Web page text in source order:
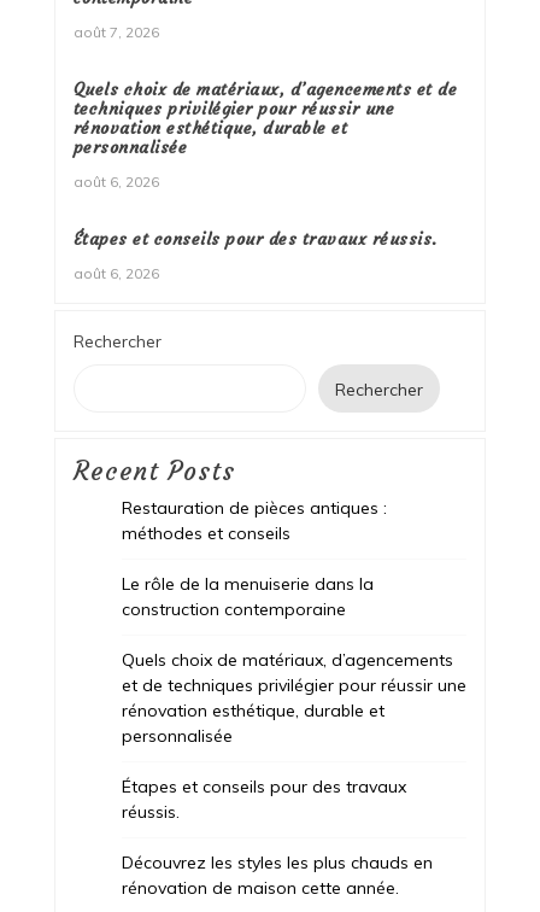
août 7, 2026
Quels choix de matériaux, d’agencements et de
techniques privilégier pour réussir une
rénovation esthétique, durable et
personnalisée
août 6, 2026
Étapes et conseils pour des travaux réussis.
août 6, 2026
Rechercher
Rechercher
Recent Posts
Restauration de pièces antiques :
méthodes et conseils
Le rôle de la menuiserie dans la
construction contemporaine
Quels choix de matériaux, d’agencements
et de techniques privilégier pour réussir une
rénovation esthétique, durable et
personnalisée
Étapes et conseils pour des travaux
réussis.
Découvrez les styles les plus chauds en
rénovation de maison cette année.